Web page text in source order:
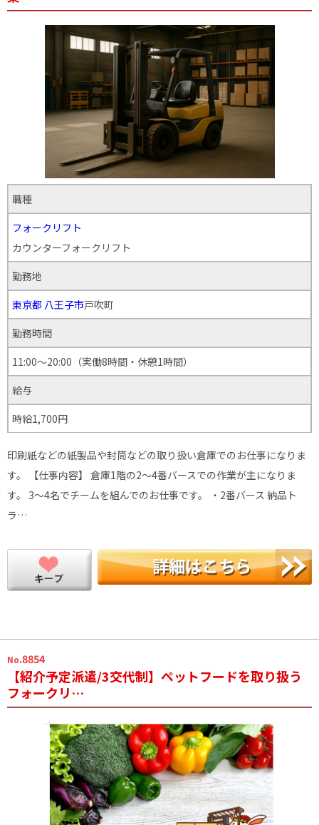
職種
フォークリフト
カウンターフォークリフト
勤務地
東京都 八王子市戸吹町
勤務時間
11:00～20:00（実働8時間・休憩1時間）
給与
時給1,700円
印刷紙などの紙製品や封筒などの取り扱い倉庫でのお仕事になりま
す。 【仕事内容】 倉庫1階の2～4番バースでの作業が主になりま
す。 3～4名でチームを組んでのお仕事です。 ・2番バース 納品ト
ラ…
No.8854
【紹介予定派遣/3交代制】ペットフードを取り扱う
フォークリ…